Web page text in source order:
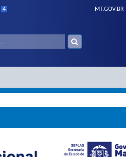
4 MT.GOV.BR